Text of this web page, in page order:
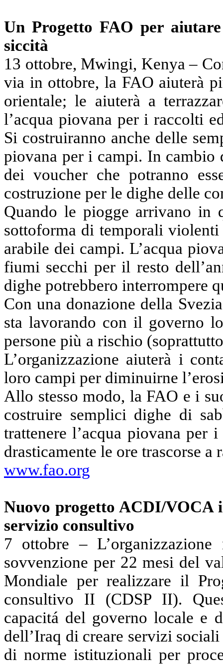
Un Progetto FAO per
siccità
13 ottobre, Mwingi, Kenya –
via in ottobre,la FAO aiuterà
orientale; le aiuterà a
l’acqua piovana per i raccolti
Si costruiranno anche delle
piovana per i campi. In
dei voucher che potranno
costruzione per le dighe delle
Quando le piogge arrivano in
sottoforma di temporali
arabile dei campi. L’acqua
fiumi secchi per il resto
dighe potrebbero interrompere
Con una donazione della
sta lavorando con il governo
persone più a rischio
L’organizzazione aiuterà i
loro campi per diminuirne
Allo stesso modo, la FAO e i
costruire semplici dighe di
trattenere l’acqua piovana
drasticamente le ore trascorse a
www.fao.org
Nuovo progetto ACDI/VOCA
servizio consultivo
7 ottobre –
sovvenzione per 22 mesi del
Mondiale per realizzare il
consultivo II (CDSP II).
capacitá del governo locale e
dell’Iraq di creare servizi
di norme istituzionali per